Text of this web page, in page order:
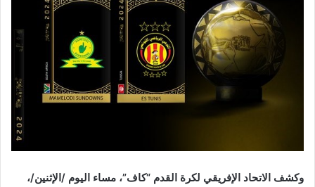
وكشف الاتحاد الإفريقي لكرة القدم “كاف”، مساء اليوم /الإثنين/،